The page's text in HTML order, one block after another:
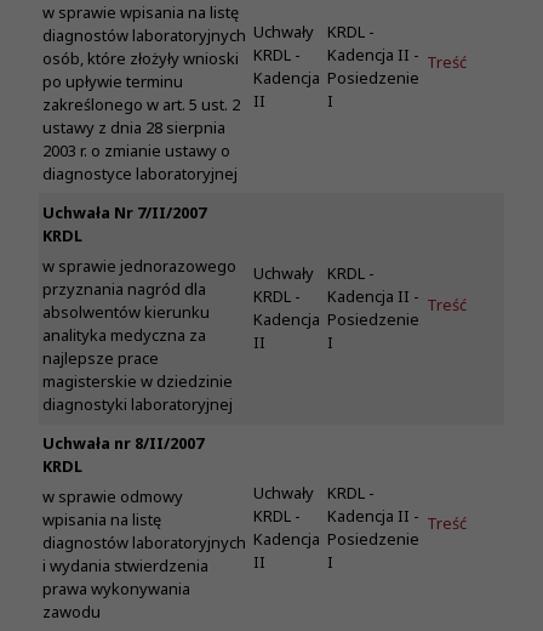
w sprawie wpisania na listę
diagnostów laboratoryjnych
osób, które złożyły wnioski
po upływie terminu
zakreślonego w art. 5 ust. 2
ustawy z dnia 28 sierpnia
2003 r. o zmianie ustawy o
diagnostyce laboratoryjnej
Uchwały
KRDL -
Kadencja
II
KRDL -
Kadencja II -
Posiedzenie
I
Treść
Uchwała Nr 7/II/2007
KRDL
w sprawie jednorazowego
przyznania nagród dla
absolwentów kierunku
analityka medyczna za
najlepsze prace
magisterskie w dziedzinie
diagnostyki laboratoryjnej
Uchwały
KRDL -
Kadencja
II
KRDL -
Kadencja II -
Posiedzenie
I
Treść
Uchwała nr 8/II/2007
KRDL
w sprawie odmowy
wpisania na listę
diagnostów laboratoryjnych
i wydania stwierdzenia
prawa wykonywania
zawodu
Uchwały
KRDL -
Kadencja
II
KRDL -
Kadencja II -
Posiedzenie
I
Treść